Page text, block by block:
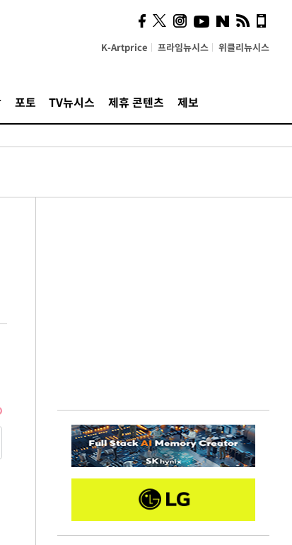
K-Artprice 프라임뉴시스 위클리뉴시스
포토 TV뉴시스 제휴 콘텐츠 제보